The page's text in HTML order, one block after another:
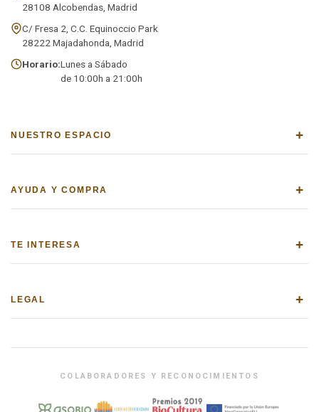
28108 Alcobendas, Madrid
C/ Fresa 2, C.C. Equinoccio Park
28222 Majadahonda, Madrid
Horario:Lunes a Sábado
de 10:00h a 21:00h
NUESTRO ESPACIO +
AYUDA Y COMPRA +
TE INTERESA +
LEGAL +
COLABORADORES Y RECONOCIMIENTOS